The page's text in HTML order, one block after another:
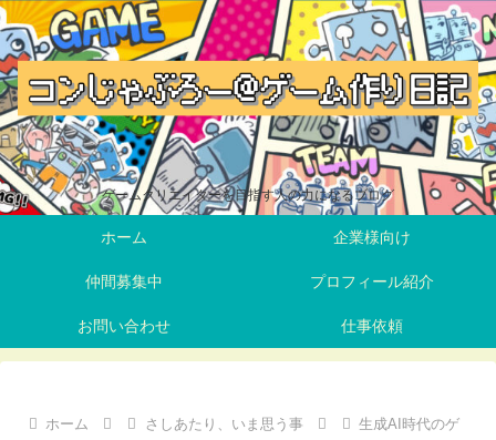
ゲームクリエイターを目指す人の力になるブログ
ホーム 企業様向け
仲間募集中 プロフィール紹介
お問い合わせ 仕事依頼
ホーム さしあたり、いま思う事
生成AI時代のゲ